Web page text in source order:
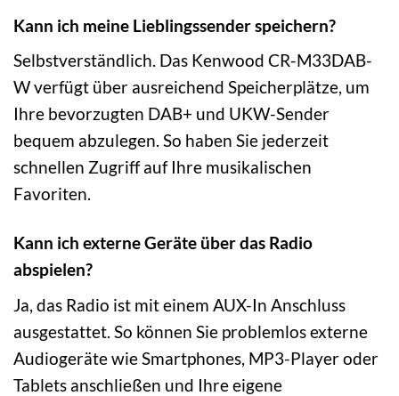
Kann ich meine Lieblingssender speichern?
Selbstverständlich. Das Kenwood CR-M33DAB-
W verfügt über ausreichend Speicherplätze, um
Ihre bevorzugten DAB+ und UKW-Sender
bequem abzulegen. So haben Sie jederzeit
schnellen Zugriff auf Ihre musikalischen
Favoriten.
Kann ich externe Geräte über das Radio
abspielen?
Ja, das Radio ist mit einem AUX-In Anschluss
ausgestattet. So können Sie problemlos externe
Audiogeräte wie Smartphones, MP3-Player oder
Tablets anschließen und Ihre eigene